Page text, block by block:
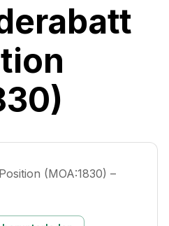
(MOA:1830) –